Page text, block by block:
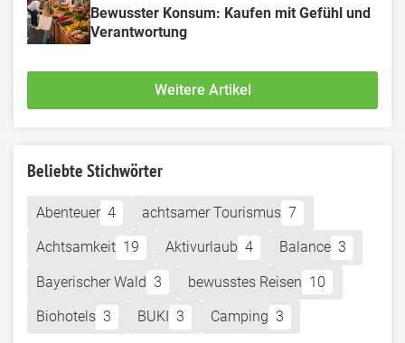
Bewusster Konsum: Kaufen mit Gefühl und
Verantwortung
Weitere Artikel
Beliebte Stichwörter
Abenteuer 4 achtsamer Tourismus 7
Achtsamkeit 19 Aktivurlaub 4 Balance 3
Bayerischer Wald 3 bewusstes Reisen 10
Biohotels 3 BUKI 3 Camping 3